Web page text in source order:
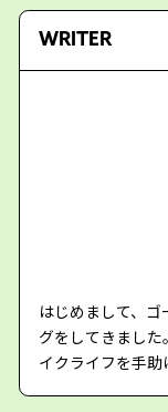
WRITER
はじめまして、
グをしてきまし
イクライフを手助